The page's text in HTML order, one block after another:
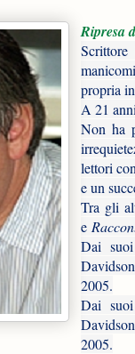
Ripresa
propria
A 21
Non ha
lettori
e un
Tra gli
e
Dai
2005.
Dai
2005.